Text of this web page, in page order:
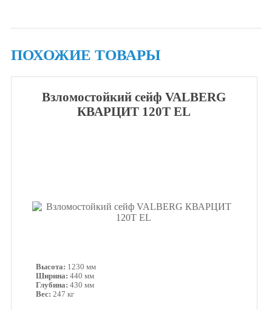
ПОХОЖИЕ ТОВАРЫ
Взломостойкий сейф VALBERG
КВАРЦИТ 120Т EL
Высота: 1230 мм
Ширина: 440 мм
Глубина: 430 мм
Вес: 247 кг